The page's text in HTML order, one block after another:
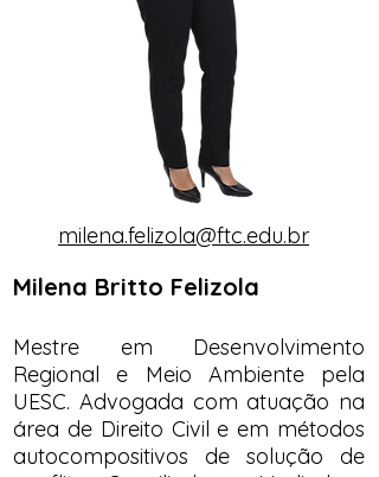
milena.felizola@ftc.edu.br
Milena Britto Felizola
Mestre em Desenvolvimento
Regional e Meio Ambiente pela
UESC. Advogada com atuação na
área de Direito Civil e em métodos
autocompositivos de solução de